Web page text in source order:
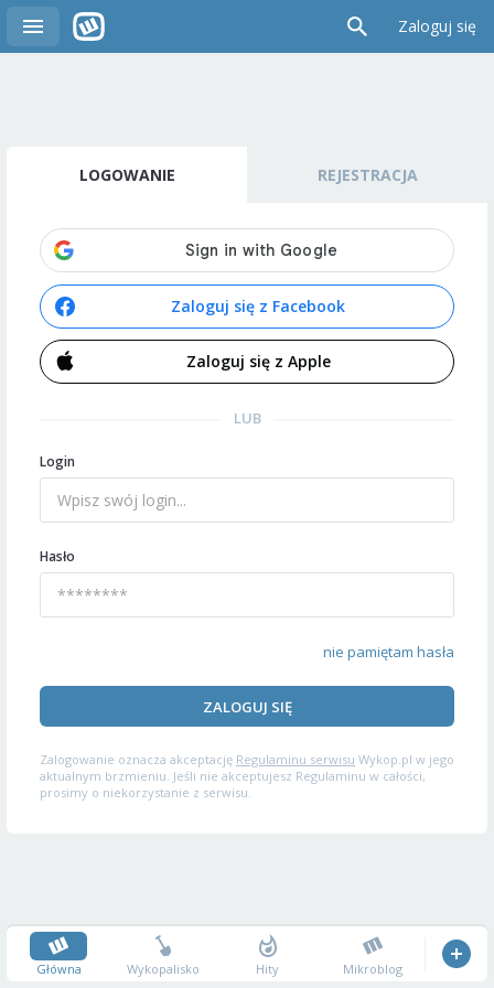
Zaloguj się
LOGOWANIE REJESTRACJA
Zaloguj się z Facebook
Zaloguj się z Apple
LUB
Login
Hasło
nie pamiętam hasła
ZALOGUJ SIĘ
Zalogowanie oznacza akceptację Regulaminu serwisu Wykop.pl w jego
aktualnym brzmieniu. Jeśli nie akceptujesz Regulaminu w całości,
prosimy o niekorzystanie z serwisu.
Główna Wykopalisko Hity Mikroblog